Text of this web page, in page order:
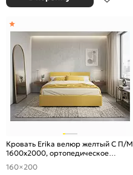
Кровать Erika велюр желтый С П/М
1600x2000, ортопедическое
основание, изголовье мягкое
160×200